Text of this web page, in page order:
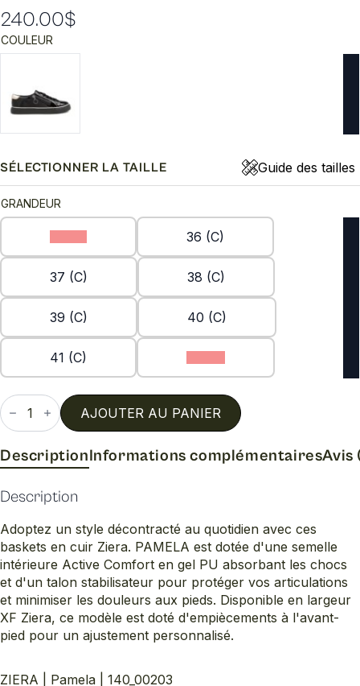
240.00$
COULEUR
SÉLECTIONNER LA TAILLE Guide des tailles
GRANDEUR
36 (C)
37 (C) 38 (C)
39 (C) 40 (C)
41 (C)
quantité
de
Pamela
AJOUTER AU PANIER
DescriptionInformations complémentairesAvis
Description
Adoptez un style décontracté au quotidien avec ces
baskets en cuir Ziera. PAMELA est dotée d'une semelle
intérieure Active Comfort en gel PU absorbant les chocs
et d'un talon stabilisateur pour protéger vos articulations
et minimiser les douleurs aux pieds. Disponible en largeur
XF Ziera, ce modèle est doté d'empiècements à l'avant-
pied pour un ajustement personnalisé.
ZIERA | Pamela | 140_00203